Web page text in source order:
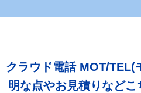
クラウド電話 MOT/TEL(
明な点やお見積りなど